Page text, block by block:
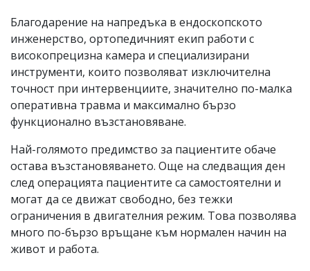
Благодарение на напредъка в ендоскопското
инженерство, ортопедичният екип работи с
високопрецизна камера и специализирани
инструменти, които позволяват изключителна
точност при интервенциите, значително по-малка
оперативна травма и максимално бързо
функционално възстановяване.
Най-голямото предимство за пациентите обаче
остава възстановяването. Още на следващия ден
след операцията пациентите са самостоятелни и
могат да се движат свободно, без тежки
ограничения в двигателния режим. Това позволява
много по-бързо връщане към нормален начин на
живот и работа.